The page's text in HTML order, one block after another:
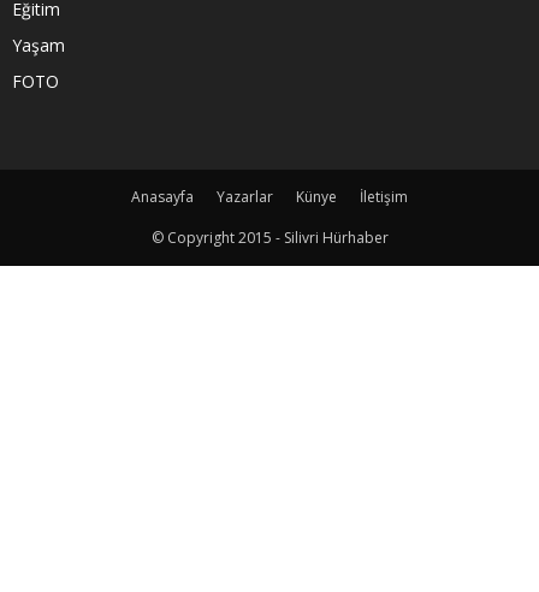
Eğitim
Yaşam
FOTO
Anasayfa Yazarlar Künye
İletişim
© Copyright 2015 - Silivri Hürhaber